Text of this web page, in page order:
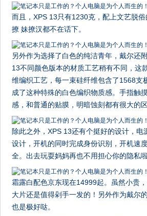
而且，XPS 13只有1230克，配上文艺脱
撩 妹撩汉都不在话下。
另外作为选择了白色的纯洁青年，戴尔还
13不同颜色版本的材质工艺稍有不同，这
维编织工艺，每一束硅纤维包含了1568支
成了这种特殊的白色编织物质感。手指触
感，和普通的贴膜，明暗蚀刻都有很大的区
除此之外，XPS 13还有个挺好的设计，电
设计，开机的同时完成身份识别，开机速
全。出去玩耍妈妈再也不用担心你的隐私啦
霜露白配色京东现在14999起。虽然小贵
大片还是值得剁手一发的！另外作为戴尔
也是极好哒。